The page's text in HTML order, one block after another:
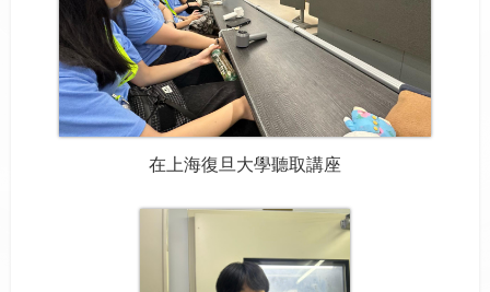
在上海復旦大學聽取講座